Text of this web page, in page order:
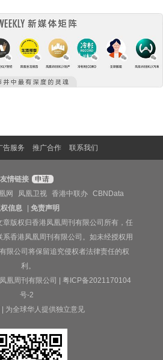
告服务 推广合作 联系我们
友情链接 申请
网 凤凰卫视 香港中联办
CBNData
权信息
|免责声明
章版权归香港凤凰周刊有限公司所有，任
香港凤凰周刊有限公司。如未经授权用
限公司将保留追究侵权者法律责任的权
利。
凰周刊有限公司 | 粤ICP备2021170104
号-2
| 为全球华人提供独立意见